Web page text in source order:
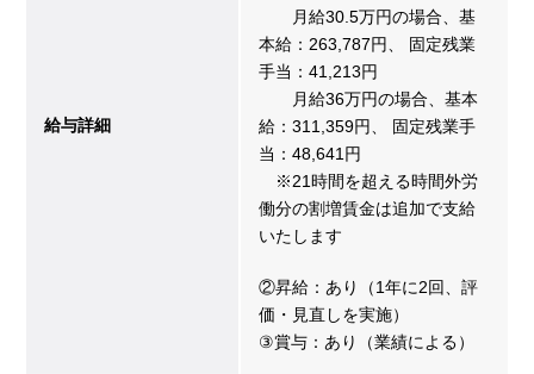
給与詳細
月給30.5万円の場合、基
本給：263,787円、 固定残業
手当：41,213円
月給36万円の場合、基本
給：311,359円、 固定残業手
当：48,641円
※21時間を超える時間外労
働分の割増賃金は追加で支給
いたします
②昇給：あり（1年に2回、評
価・見直しを実施）
③賞与：あり（業績による）